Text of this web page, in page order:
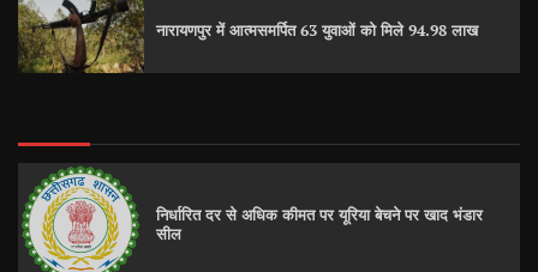
नारायणपुर में आत्मसमर्पित 63 युवाओं को मिले 94.98 लाख
निर्धारित दर से अधिक कीमत पर यूरिया बेचने पर खाद भंडार
सील